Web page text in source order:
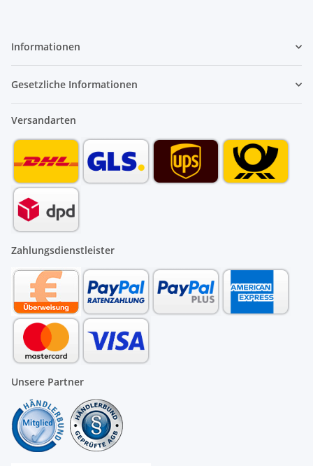
Informationen
Gesetzliche Informationen
Versandarten
Zahlungsdienstleister
Unsere Partner